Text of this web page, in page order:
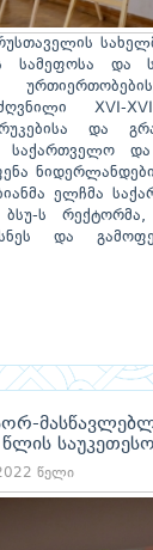
სამეფოსა და
XVI-
და
საქართველო
ელჩმა
ს რექტორმა,
და
წელი